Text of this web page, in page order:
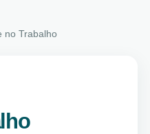
no Trabalho